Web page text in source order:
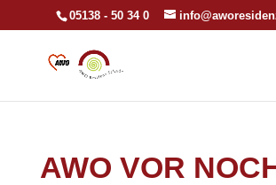
05138 - 50 34 0
AWO VOR